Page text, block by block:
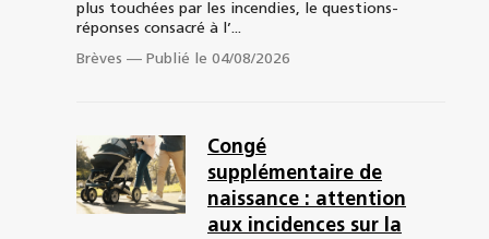
plus touchées par les incendies, le questions-
réponses consacré à l’...
Brèves — Publié le 04/08/2026
Congé
supplémentaire de
naissance : attention
aux incidences sur la